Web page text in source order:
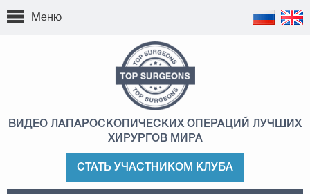
Меню
ВИДЕО ЛАПАРОСКОПИЧЕСКИХ ОПЕРАЦИЙ ЛУЧШИХ
ХИРУРГОВ МИРА
СТАТЬ УЧАСТНИКОМ КЛУБА